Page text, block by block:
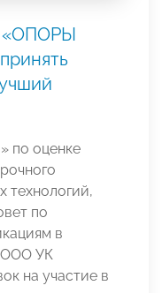
«ОПОРЫ
по оценке
технологий,
по
в
УК
на участие в